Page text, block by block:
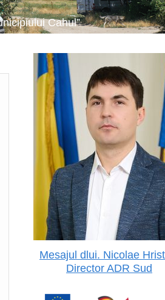
Cahul”
Mesajul dlui. Nicolae
Director ADR Sud